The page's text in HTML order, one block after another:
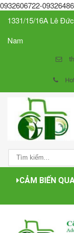
0932606722-
1331/15/16A Lê
Nam
CẢM BIẾN